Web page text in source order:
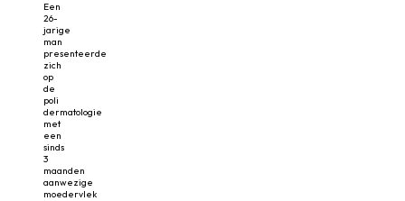
Een
26-
jarige
man
presenteerde
zich
op
de
poli
dermatologie
met
een
sinds
3
maanden
aanwezige
moedervlek